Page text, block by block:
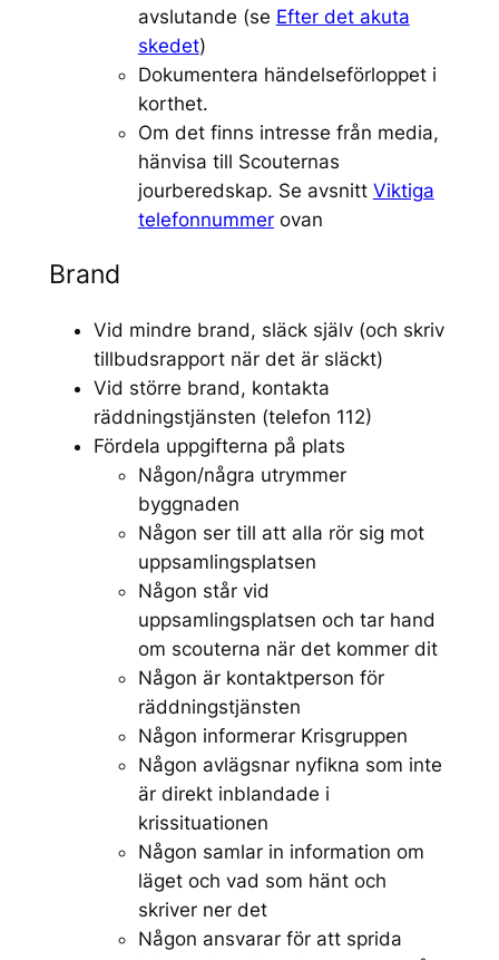
avslutande (se Efter det akuta
skedet)
Dokumentera händelseförloppet i
korthet.
Om det finns intresse från media,
hänvisa till Scouternas
jourberedskap. Se avsnitt Viktiga
telefonnummerovan
Brand
Vid mindre brand, släck själv (och skriv
tillbudsrapport när det är släckt)
Vid större brand, kontakta
räddningstjänsten (telefon 112)
Fördela uppgifterna på plats
Någon/några utrymmer
byggnaden
Någon ser till att alla rör sig mot
uppsamlingsplatsen
Någon står vid
uppsamlingsplatsen och tar hand
om scouterna när det kommer dit
Någon är kontaktperson för
räddningstjänsten
Någon informerar Krisgruppen
Någon avlägsnar nyfikna som inte
är direkt inblandade i
krissituationen
Någon samlar in information om
läget och vad som hänt och
skriver ner det
Någon ansvarar för att sprida